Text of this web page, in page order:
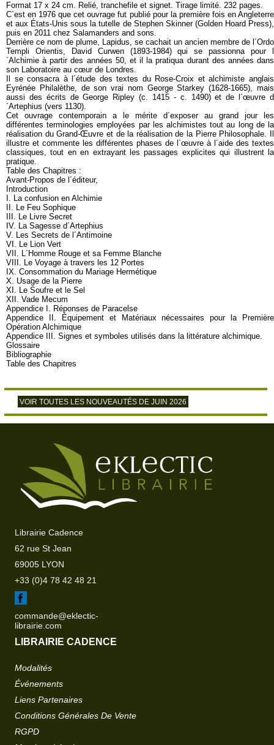
Format 17 x 24 cm. Relié, tranchefile et signet. Tirage limité. 232 pages.
C´est en 1976 que cet ouvrage fut publié pour la première fois en Angleterre
et aux États-Unis sous la tutelle de Stephen Skinner (Golden Hoard Press),
puis en 2011 chez Salamanders and sons.
Derrière ce nom de plume, Lapidus, se cachait un ancien membre de l´Ordo
Templi Orientis, David Curwen (1893-1984) qui se passionna pour l
´Alchimie à partir des années 50, et il la pratiqua durant des années dans
son Laboratoire au cœur de Londres.
Il se consacra à l´étude des textes du Rose-Croix et alchimiste anglais
Eyrénée Philalèthe, de son vrai nom George Starkey (1628-1665), mais
aussi des écrits de George Ripley (c. 1415 - c. 1490) et de l´œuvre d
´Artephius (vers 1130).
Cet ouvrage contemporain a le mérite d´exposer au grand jour les
différentes terminologies employées par les alchimistes tout au long de la
réalisation du Grand-Œuvre et de la réalisation de la Pierre Philosophale. Il
illustre et commente les différentes phases de l´œuvre à l´aide des textes
classiques, tout en en extrayant les passages explicites qui illustrent la
pratique.
Table des Chapitres :
Avant-Propos de l´éditeur,
Introduction
I. La confusion en Alchimie
II. Le Feu Sophique
III. Le Livre Secret
IV. La Sagesse d´Artephius
V. Les Secrets de l´Antimoine
VI. Le Lion Vert
VII. L´Homme Rouge et sa Femme Blanche
VIII. Le Voyage à travers les 12 Portes
IX. Consommation du Mariage Hermétique
X. Usage de la Pierre
XI. Le Soufre et le Sel
XII. Vade Mecum
Appendice I. Réponses de Paracelse
Appendice II. Équipement et Matériaux nécessaires pour la Première
Opération Alchimique
Appendice III. Signes et symboles utilisés dans la littérature alchimique.
Glossaire
Bibliographie
Table des Chapitres
VOIR TOUTES LES NOUVEAUTÉS DE JUIN 2026
Librairie Cadence
62 rue St Jean
69005 LYON
+33 (0)4 78 42 48 21
commande@eklectic-
librairie.com
LIBRAIRIE CADENCE
Modalités
Événements
Liens Partenaires
Conditions Générales De Vente
RGPD